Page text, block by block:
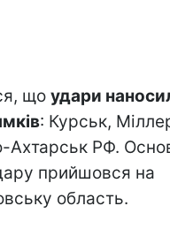
що удари
: Курськ,
Ахтарськ РФ.
прийшовся на
область.